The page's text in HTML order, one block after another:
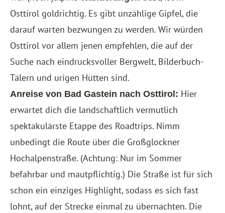
Osttirol goldrichtig. Es gibt unzählige Gipfel, die
darauf warten bezwungen zu werden. Wir würden
Osttirol vor allem jenen empfehlen, die auf der
Suche nach eindrucksvoller Bergwelt, Bilderbuch-
Tälern und urigen Hütten sind.
Anreise von Bad Gastein nach Osttirol: Hier
erwartet dich die landschaftlich vermutlich
spektakulärste Etappe des Roadtrips. Nimm
unbedingt die Route über die Großglockner
Hochalpenstraße. (Achtung: Nur im Sommer
befahrbar und mautpflichtig.) Die Straße ist für sich
schon ein einziges Highlight, sodass es sich fast
lohnt, auf der Strecke einmal zu übernachten. Die